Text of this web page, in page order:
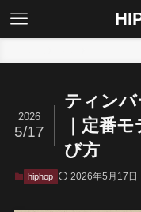
ティン
｜定番
び方
2026
5/17
hiphop 2026年5月17日